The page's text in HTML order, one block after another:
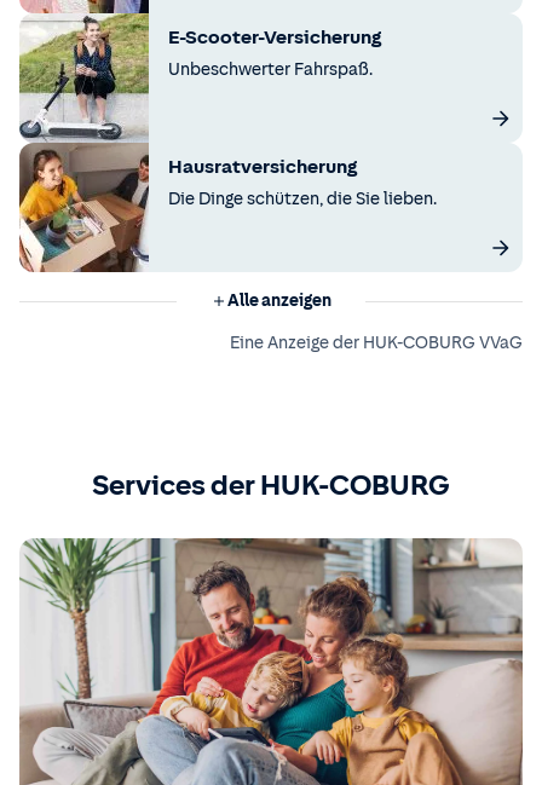
E-Scooter-Versicherung
Unbeschwerter Fahrspaß.
Hausratversicherung
Die Dinge schützen, die Sie lieben.
Alle anzeigen
Eine Anzeige der HUK-COBURG VVaG
Services der HUK-COBURG